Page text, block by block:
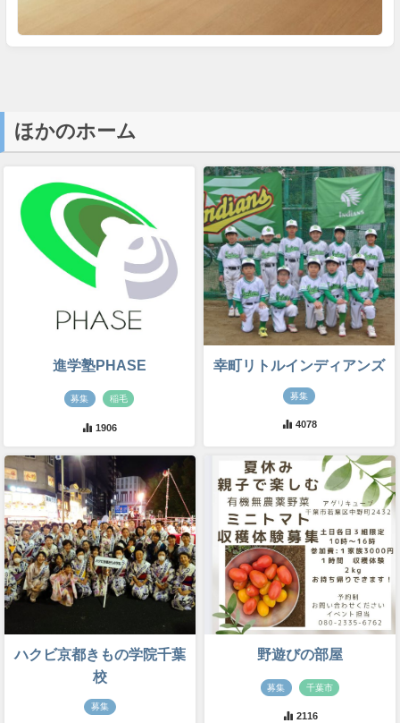
ほかのホーム
進学塾PHASE
募集 稲毛
1906
幸町リトルインディアンズ
募集
4078
ハクビ京都きもの学院千葉
校
募集
野遊びの部屋
募集 千葉市
2116